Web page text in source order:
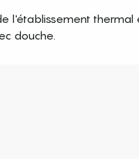
l'établissement thermal
douche.